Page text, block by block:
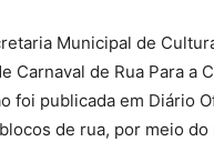
Municipal de
de Rua Para a
foi publicada em Diário
de rua, por meio